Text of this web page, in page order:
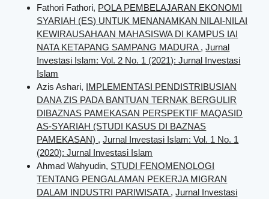
Fathori Fathori, POLA PEMBELAJARAN EKONOMI
SYARIAH (ES) UNTUK MENANAMKAN NILAI-NILAI
KEWIRAUSAHAAN MAHASISWA DI KAMPUS IAI
NATA KETAPANG SAMPANG MADURA ,Jurnal
Investasi Islam: Vol. 2 No. 1 (2021): Jurnal Investasi
Islam
Azis Ashari, IMPLEMENTASI PENDISTRIBUSIAN
DANA ZIS PADA BANTUAN TERNAK BERGULIR
DIBAZNAS PAMEKASAN PERSPEKTIF MAQASID
AS-SYARIAH (STUDI KASUS DI BAZNAS
PAMEKASAN) ,Jurnal Investasi Islam: Vol. 1 No. 1
(2020): Jurnal Investasi Islam
Ahmad Wahyudin, STUDI FENOMENOLOGI
TENTANG PENGALAMAN PEKERJA MIGRAN
DALAM INDUSTRI PARIWISATA ,Jurnal Investasi